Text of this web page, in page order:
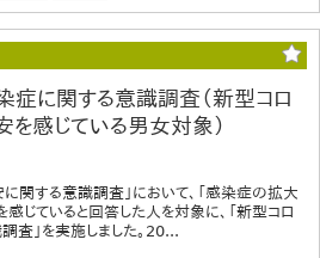
症に関する意識調査（新型コロ
を感じている男女対象）
関する意識調査」において、「感染症の拡大
感じていると回答した人を対象に、「新型コロ
査」を実施しました。20...